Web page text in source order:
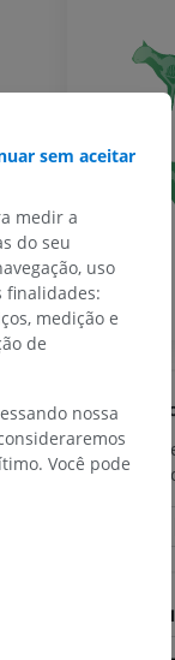
Não
tradução
BAIXE O
sem aceitar
medir a
do seu
uso
finalidades:
medição e
de
nossa
Você pode